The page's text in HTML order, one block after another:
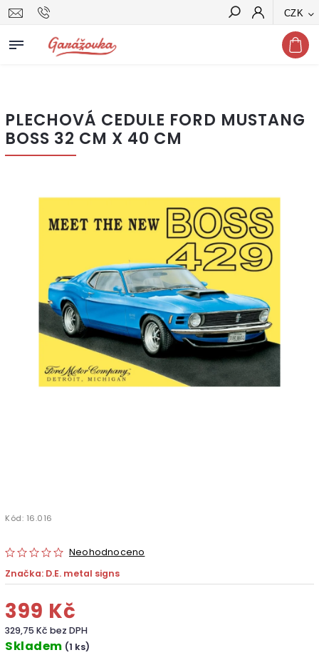
CZK
Hledat
PLECHOVÁ CEDULE FORD MUSTANG
BOSS 32 CM X 40 CM
Kód: 16.016
Neohodnoceno
Značka: D.E. metal signs
399 Kč
329,75 Kč bez DPH
Skladem (1 ks)